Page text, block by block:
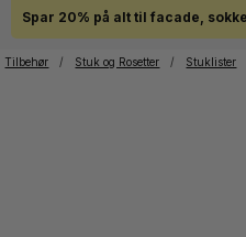
Spar 20% på alt til facade,
Tilbehør / Stuk og Rosetter / Stuklister